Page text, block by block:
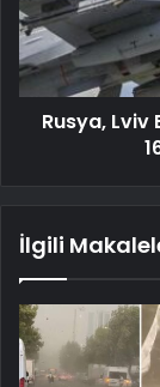
Rusya,
İlgili